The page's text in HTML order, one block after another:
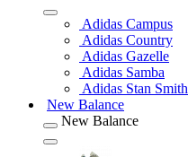
Adidas Campus
Adidas Country
Adidas Gazelle
Adidas Samba
Adidas Stan Smith
New Balance
New Balance